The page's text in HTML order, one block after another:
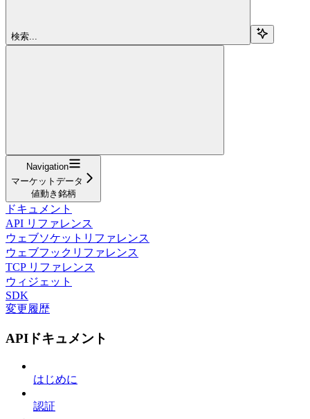
検索...
Navigation
マーケットデータ
値動き銘柄
ドキュメント
API リファレンス
ウェブソケットリファレンス
ウェブフックリファレンス
TCP リファレンス
ウィジェット
SDK
変更履歴
APIドキュメント
はじめに
認証